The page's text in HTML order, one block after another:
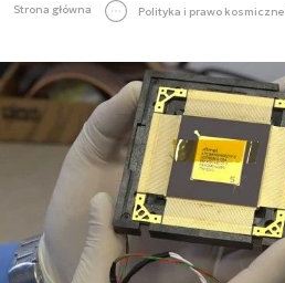
Strona główna Polityka i prawo kosmiczne